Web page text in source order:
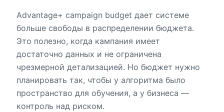
Advantage+ campaign budget дает системе
больше свободы в распределении бюджета.
Это полезно, когда кампания имеет
достаточно данных и не ограничена
чрезмерной детализацией. Но бюджет нужно
планировать так, чтобы у алгоритма было
пространство для обучения, а у бизнеса —
контроль над риском.